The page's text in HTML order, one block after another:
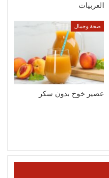
العربيات
صحة وجمال
عصير خوخ بدون سكر